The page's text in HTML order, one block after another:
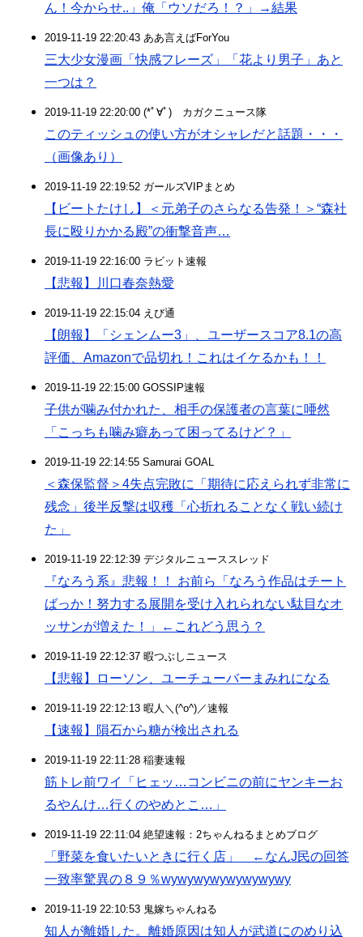
ん！今からせ..」俺「ウソだろ！？」→結果
2019-11-19 22:20:43 ああ言えばForYou
三大少女漫画「快感フレーズ」「花より男子」あと
一つは？
2019-11-19 22:20:00 (*ﾟ∀ﾟ)ゞカガクニュース隊
このティッシュの使い方がオシャレだと話題・・・
（画像あり）
2019-11-19 22:19:52 ガールズVIPまとめ
【ビートたけし】＜元弟子のさらなる告発！＞“森社
長に殴りかかる殿”の衝撃音声…
2019-11-19 22:16:00 ラビット速報
【悲報】川口春奈熱愛
2019-11-19 22:15:04 えび通
【朗報】「シェンムー3」、ユーザースコア8.1の高
評価、Amazonで品切れ！これはイケるかも！！
2019-11-19 22:15:00 GOSSIP速報
子供が噛み付かれた、相手の保護者の言葉に唖然
「こっちも噛み癖あって困ってるけど？」
2019-11-19 22:14:55 Samurai GOAL
＜森保監督＞4失点完敗に「期待に応えられず非常に
残念」後半反撃は収穫「心折れることなく戦い続け
た」
2019-11-19 22:12:39 デジタルニューススレッド
『なろう系』悲報！！ お前ら「なろう作品はチート
ばっか！努力する展開を受け入れられない駄目なオ
ッサンが増えた！」←これどう思う？
2019-11-19 22:12:37 暇つぶしニュース
【悲報】ローソン、ユーチューバーまみれになる
2019-11-19 22:12:13 暇人＼(^o^)／速報
【速報】隕石から糖が検出される
2019-11-19 22:11:28 稲妻速報
筋トレ前ワイ「ヒェッ…コンビニの前にヤンキーお
るやんけ…行くのやめとこ…」
2019-11-19 22:11:04 絶望速報：2ちゃんねるまとめブログ
「野菜を食いたいときに行く店」 ←なんJ民の回答
一致率驚異の８９％wywywywywywywywy
2019-11-19 22:10:53 鬼嫁ちゃんねる
知人が離婚した。離婚原因は知人が武道にのめり込